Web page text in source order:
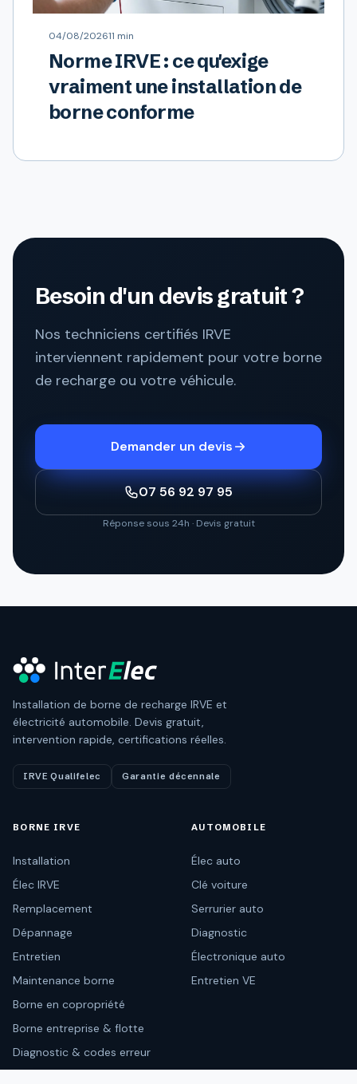
04/08/202611 min
Norme IRVE : ce qu'exige
vraiment une installation de
borne conforme
Besoin d'un devis gratuit ?
Nos techniciens certifiés IRVE
interviennent rapidement pour votre borne
de recharge ou votre véhicule.
Demander un devis
07 56 92 97 95
Réponse sous 24h · Devis gratuit
Installation de borne de recharge IRVE et
électricité automobile. Devis gratuit,
intervention rapide, certifications réelles.
IRVE Qualifelec Garantie décennale
BORNE IRVE
Installation
Élec IRVE
Remplacement
Dépannage
Entretien
Maintenance borne
Borne en copropriété
Borne entreprise & flotte
Diagnostic & codes erreur
AUTOMOBILE
Élec auto
Clé voiture
Serrurier auto
Diagnostic
Électronique auto
Entretien VE